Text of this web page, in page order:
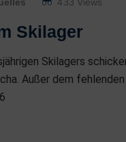
Skilager
Skilagers
Außer dem